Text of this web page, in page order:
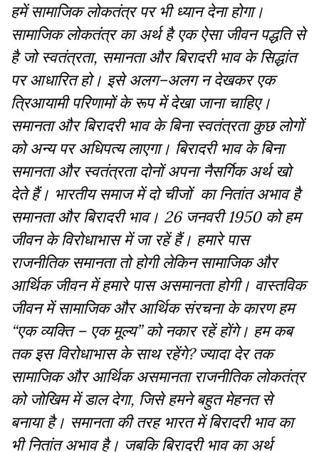
हमें सामाजिक लोकतंत्र पर भी ध्यान देना होगा।
सामाजिक लोकतंत्र का अर्थ है एक ऐसा जीवन पद्धति से
है जो स्वतंत्रता, समानता और बिरादरी भाव के सिद्धांत
पर आधारित हो। इसे अलग–अलग न देखकर एक
त्रिआयामी परिणामों के रूप में देखा जाना चाहिए।
समानता और बिरादरी भाव के बिना स्वतंत्रता कुछ लोगों
को अन्य पर अधिपत्य लाएगा। बिरादरी भाव के बिना
समानता और स्वतंत्रता दोनों अपना नैसर्गिक अर्थ खो
देते हैं। भारतीय समाज में दो चीजों का नितांत अभाव है
समानता और बिरादरी भाव। 26 जनवरी1950 को हम
जीवन के विरोधाभास में जा रहें हैं। हमारे पास
राजनीतिक समानता तो होगी लेकिन सामाजिक और
आर्थिक जीवन में हमारे पास असमानता होगी। वास्तविक
जीवन में सामाजिक और आर्थिक संरचना के कारण हम
“एक व्यक्ति– एक मूल्य”को नकार रहें होंगे। हम कब
तक इस विरोधाभास के साथ रहेंगे?ज्यादा देर तक
सामाजिक और आर्थिक असमानता राजनीतिक लोकतंत्र
को जोखिम में डाल देगा, जिसे हमने बहुत मेहनत से
बनाया है। समानता की तरह भारत में बिरादरी भाव का
भी नितांत अभाव है। जबकि बिरादरी भाव का अर्थ